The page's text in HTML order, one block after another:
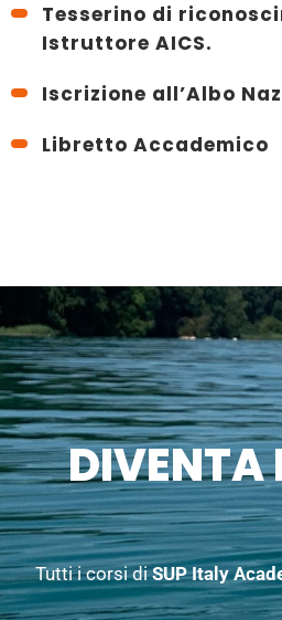
Tesserino di
Istruttore AICS.
Iscrizione all’Albo
Libretto Accademico
DIVENTA
Tutti i corsi diSUP Italy